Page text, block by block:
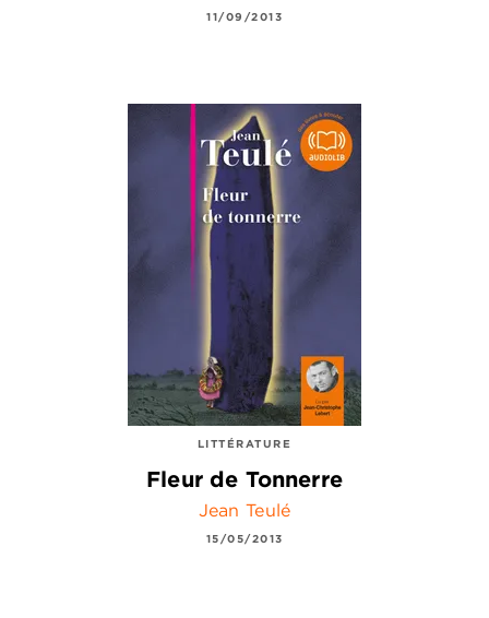
11/09/2013
LITTÉRATURE
Fleur de Tonnerre
Jean Teulé
15/05/2013